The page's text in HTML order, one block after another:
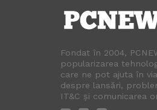
Fondat în 2004,
popularizarea
care ne pot ajuta în
despre lansări,
IT&C și comunicarea